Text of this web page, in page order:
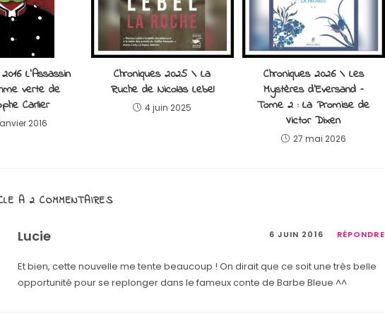
L’Assassin
verte de
Carlier
2016
Chroniques 2025 \ La
Ruche de Nicolas Lebel
4 juin 2025
Chroniques 2026 \ Les
Mystères d’Eversand –
Tome 2 : La Promise de
Victor Dixen
27 mai 2026
A 2 COMMENTAIRES
Lucie 6 JUIN 2016 RÉPONDRE
Et bien, cette nouvelle me tente beaucoup ! On dirait que ce soit une très belle
opportunité pour se replonger dans le fameux conte de Barbe Bleue ^^